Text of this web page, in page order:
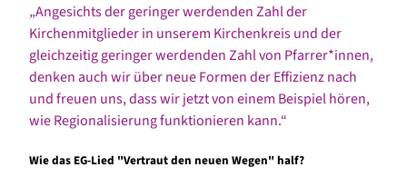
„Angesichts der geringer werdenden Zahl der
Kirchenmitglieder in unserem Kirchenkreis und der
gleichzeitig geringer werdenden Zahl von Pfarrer*innen,
denken auch wir über neue Formen der Effizienz nach
und freuen uns, dass wir jetzt von einem Beispiel hören,
wie Regionalisierung funktionieren kann.“
Wie das EG-Lied "Vertraut den neuen Wegen" half?